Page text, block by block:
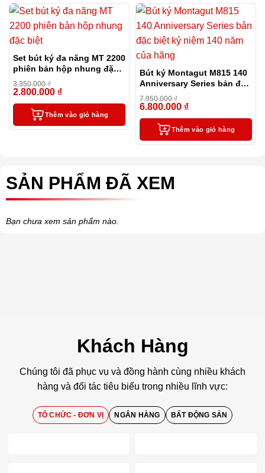
Set bút ký đa năng MT 2200
phiên bản hộp nhung đặc
biệt
3.350.000₫
2.800.000 ₫
Thêm vào giỏ hàng
Bút ký Montagut M815 140
Anniversary Series bản đặc
biệt kỷ niệm 140 năm của
hãng
7.950.000₫
6.800.000 ₫
Thêm vào giỏ hàng
SẢN PHẨM ĐÃ XEM
Bạn chưa xem sản phẩm nào.
Khách Hàng
Chúng tôi đã phục vụ và đồng hành cùng nhiều khách
hàng và đối tác tiêu biểu trong nhiều lĩnh vực:
TỔ CHỨC - ĐƠN VỊ NGÂN HÀNG BẤT ĐỘNG SẢN